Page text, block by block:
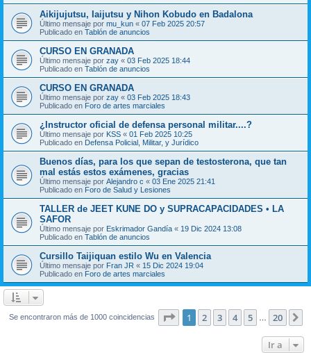
Aikijujutsu, Iaijutsu y Nihon Kobudo en Badalona
Último mensaje por mu_kun « 07 Feb 2025 20:57
Publicado en Tablón de anuncios
CURSO EN GRANADA
Último mensaje por zay « 03 Feb 2025 18:44
Publicado en Tablón de anuncios
CURSO EN GRANADA
Último mensaje por zay « 03 Feb 2025 18:43
Publicado en Foro de artes marciales
¿Instructor oficial de defensa personal militar....?
Último mensaje por KSS « 01 Feb 2025 10:25
Publicado en Defensa Policial, Militar, y Jurídico
Buenos días, para los que sepan de testosterona, que tan
mal estás estos exámenes, gracias
Último mensaje por Alejandro c « 03 Ene 2025 21:41
Publicado en Foro de Salud y Lesiones
TALLER de JEET KUNE DO y SUPRACAPACIDADES • LA
SAFOR
Último mensaje por Eskrimador Gandía « 19 Dic 2024 13:08
Publicado en Tablón de anuncios
Cursillo Taijiquan estilo Wu en Valencia
Último mensaje por Fran JR « 15 Dic 2024 19:04
Publicado en Foro de artes marciales
Se encontraron más de 1000 coincidencias Página de 20
1 2 3 4 5 20
Ir a